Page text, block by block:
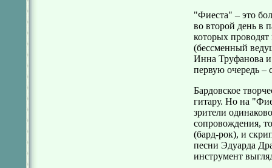
"Фиеста" – это
во второй день в
которых
(бессменный
Инна Труфанова и
первую очередь –
Бардовское
гитару. Но на
зрители
сопровождения,
(бард-рок), и
песни Эдуарда
инструмент